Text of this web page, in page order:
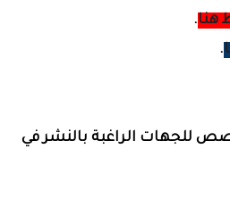
هنا.
.
للجهات الراغبة بالنشر في